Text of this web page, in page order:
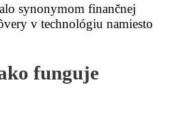
synonymom finančnej
v technológiu namiesto
funguje